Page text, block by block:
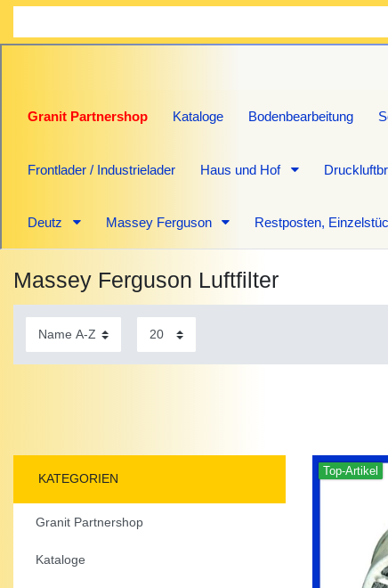
Granit Partnershop Kataloge Bodenbearbeitung
Frontlader / Industrielader Haus und Hof
Deutz Massey Ferguson Restposten,
Massey Ferguson Luftfilter
KATEGORIEN
Granit Partnershop
Kataloge
Top-Artikel